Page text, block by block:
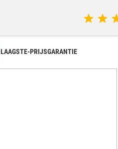
LAAGSTE-PRIJSGARANTIE